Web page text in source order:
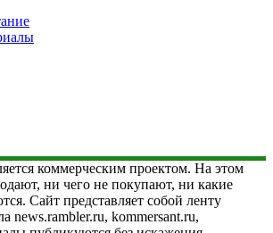
коммерческим проектом. На этом
ни чего не покупают, ни какие
Сайт представляет собой ленту
news.rambler.ru, kommersant.ru,